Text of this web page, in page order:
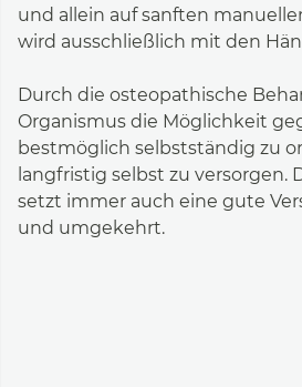
und allein auf sanften
wird ausschließlich mit den
Durch die osteopathische
Organismus die Möglichkeit
bestmöglich selbstständig zu
langfristig selbst zu versorgen.
setzt immer auch eine gute
und umgekehrt.